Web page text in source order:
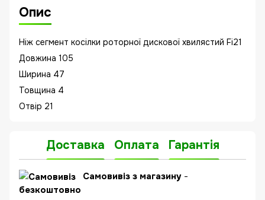
Опис
Ніж сегмент косілки роторної дискової хвилястий Fi21
Довжина 105
Ширина 47
Товщина 4
Отвір 21
Доставка Оплата Гарантія
Самовивіз з магазину -
безкоштовно